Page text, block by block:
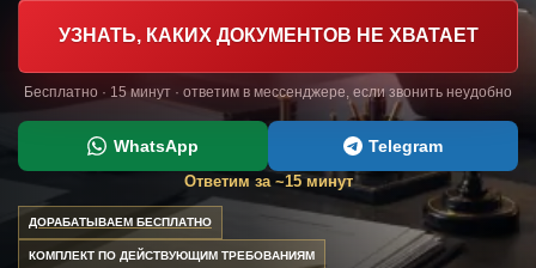
УЗНАТЬ, КАКИХ ДОКУМЕНТОВ НЕ ХВАТАЕТ
Бесплатно · 15 минут · ответим в мессенджере, если звонить неудобно
WhatsApp Telegram
Ответим за ~15 минут
ДОРАБАТЫВАЕМ БЕСПЛАТНО
КОМПЛЕКТ ПО ДЕЙСТВУЮЩИМ ТРЕБОВАНИЯМ